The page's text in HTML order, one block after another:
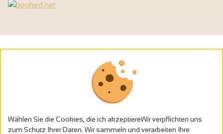
Wählen Sie die Cookies, die ich akzeptiereWir verpflichten uns
zum Schutz Ihrer Daten. Wir sammeln und verarbeiten Ihre